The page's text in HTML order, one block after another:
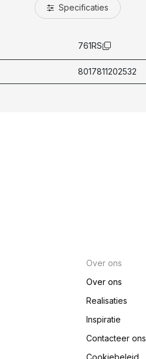
Specificaties
761RS
8017811202532
Over ons
Over ons
Realisaties
Inspiratie
Contacteer ons
Cookiebeleid